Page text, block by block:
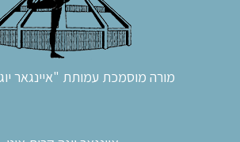
מורה מוסמכת עמותת "איינגאר